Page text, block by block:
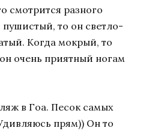
смотрится разного
пушистый, то он светло-
Когда мокрый, то
очень приятный ногам
в Гоа. Песок самых
прям)) Он то